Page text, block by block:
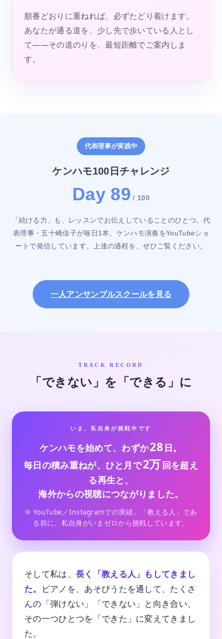
順番どおりに重ねれば、必ずたどり着けます。
あなたが通る道を、少し先で歩いている人とし
て——その道のりを、最短距離でご案内しま
す。
代表理事が実践中
ケンハモ100日チャレンジ
Day 89 / 100
「続ける力」も、レッスンでお伝えしていることのひとつ。代
表理事・五十崎佳子が毎日1本、ケンハモ演奏をYouTubeショ
ートで発信しています。上達の過程を、ぜひご覧ください。
一人アンサンブルスクールを見る
TRACK RECORD
「できない」を「できる」に
いま、私自身が挑戦中です
ケンハモを始めて、わずか28日。
毎日の積み重ねが、ひと月で2万回を超え
る再生と、
海外からの視聴につながりました。
※ YouTube／Instagramでの実績。「教える人」であ
る前に、私自身がいまゼロから挑戦しています。
そして私は、 長く「教える人」もしてきまし
た。
ピアノを、あそびうたを通して、たくさ
んの「弾けない」「できない」と向き合い、
その一つひとつを「できた」に変えてきまし
た。